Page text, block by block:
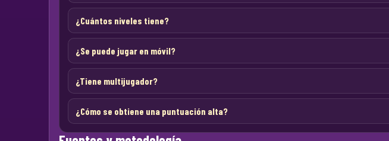
¿Cuántos niveles tiene?
¿Se puede jugar en móvil?
¿Tiene multijugador?
¿Cómo se obtiene una puntuación alta?